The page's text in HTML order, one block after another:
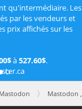
qu'intermédiaire. Les
par les vendeurs et
prix affichés sur les
à527.60$.
Mastodon Mastodon ,